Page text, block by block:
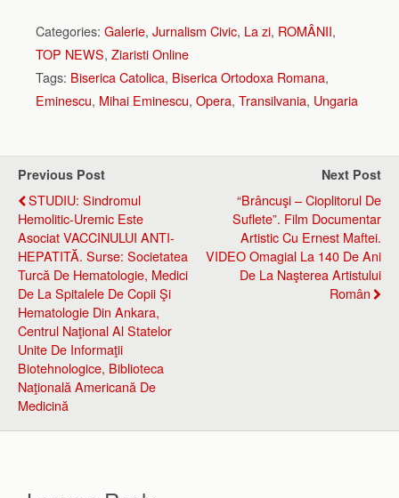
Categories: Galerie, Jurnalism Civic, La zi, ROMÂNII,
TOP NEWS, Ziaristi Online
Tags: Biserica Catolica, Biserica Ortodoxa Romana,
Eminescu, Mihai Eminescu, Opera, Transilvania, Ungaria
Previous Post
STUDIU: Sindromul
Hemolitic-Uremic Este
Asociat VACCINULUI ANTI-
HEPATITĂ. Surse: Societatea
Turcă De Hematologie, Medici
De La Spitalele De Copii Şi
Hematologie Din Ankara,
Centrul Naţional Al Statelor
Unite De Informaţii
Biotehnologice, Biblioteca
Naţională Americană De
Medicină
Next Post
“Brâncuşi – Cioplitorul De
Suflete”. Film Documentar
Artistic Cu Ernest Maftei.
VIDEO Omagial La 140 De Ani
De La Naşterea Artistului
Român